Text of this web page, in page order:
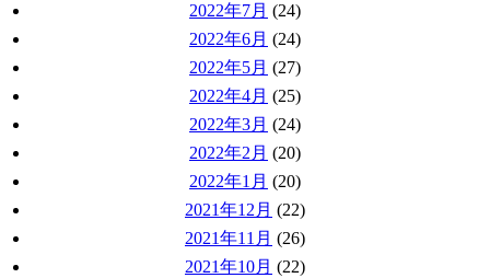
2022年7月 (24)
2022年6月 (24)
2022年5月 (27)
2022年4月 (25)
2022年3月 (24)
2022年2月 (20)
2022年1月 (20)
2021年12月 (22)
2021年11月 (26)
2021年10月 (22)